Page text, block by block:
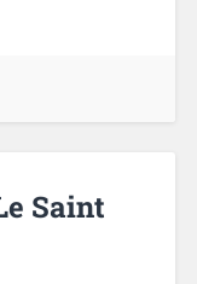
Saint